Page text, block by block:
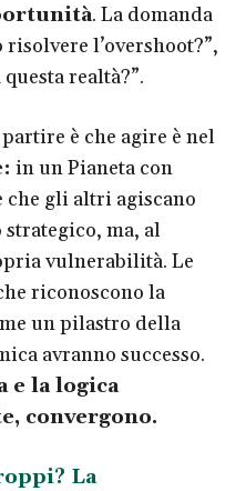
. La domanda
risolvere l’overshoot?”,
realtà?”.
è che agire è nel
in un Pianeta con
gli altri agiscano
ma, al
vulnerabilità. Le
riconoscono la
un pilastro della
avranno successo.
e la logica
convergono.
La